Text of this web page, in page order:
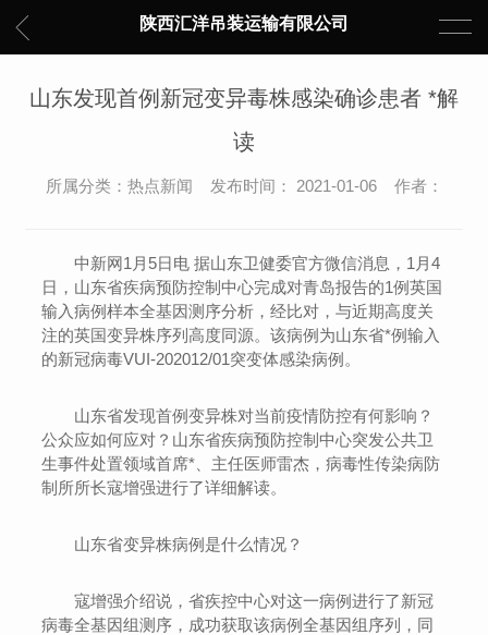
陕西汇洋吊装运输有限公司
山东发现首例新冠变异毒株感染确诊患者 *解
读
所属分类：热点新闻 发布时间： 2021-01-06 作者：
中新网1月5日电 据山东卫健委官方微信消息，1月4
日，山东省疾病预防控制中心完成对青岛报告的1例英国
输入病例样本全基因测序分析，经比对，与近期高度关
注的英国变异株序列高度同源。该病例为山东省*例输入
的新冠病毒VUI-202012/01突变体感染病例。
山东省发现首例变异株对当前疫情防控有何影响？
公众应如何应对？山东省疾病预防控制中心突发公共卫
生事件处置领域首席*、主任医师雷杰，病毒性传染病防
制所所长寇增强进行了详细解读。
山东省变异株病例是什么情况？
寇增强介绍说，省疾控中心对这一病例进行了新冠
病毒全基因组测序，成功获取该病例全基因组序列，同